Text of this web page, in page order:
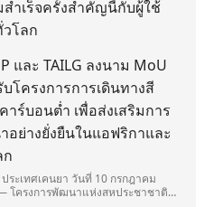
สำเร็จครั้งสำคัญนี้กับผู้ใช้
โลก
และ TAILG ลงนาม MoU
โครงการการเดินทางสี
าร์บอนต่ำ เพื่อส่งเสริมการ
ย่างยั่งยืนในแอฟริกาและ
ระเทศเคนยา วันที่ 10 กรกฎาคม
โครงการพัฒนาแห่งสหประชาชาติ